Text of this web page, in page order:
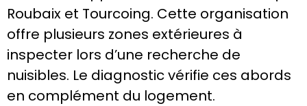
Roubaix et Tourcoing. Cette organisation
offre plusieurs zones extérieures à
inspecter lors d’une recherche de
nuisibles. Le diagnostic vérifie ces abords
en complément du logement.